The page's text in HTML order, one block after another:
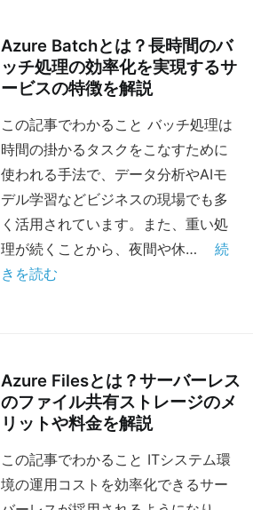
Azure Batchとは？長時間のバ
ッチ処理の効率化を実現するサ
ービスの特徴を解説
この記事でわかること バッチ処理は
時間の掛かるタスクをこなすために
使われる手法で、データ分析やAIモ
デル学習などビジネスの現場でも多
く活用されています。また、重い処
理が続くことから、夜間や休…
続
きを読む
Azure Filesとは？サーバーレス
のファイル共有ストレージのメ
リットや料金を解説
この記事でわかること ITシステム環
境の運用コストを効率化できるサー